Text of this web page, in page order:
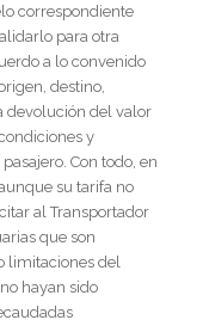
correspondiente
para otra
a lo convenido
destino,
devolución del valor
y
Con todo, en
su tarifa no
al Transportador
que son
limitaciones del
hayan sido